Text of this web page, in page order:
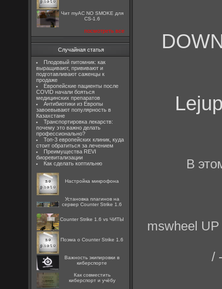
Чит myAC NO SMOKE для
CS-1.6
посмотреть все
Случайная статья
Плодовый питомник: как
выращивают, прививают и
подготавливают саженцы к
продаже
Европейские пациенты после
COVID начали бояться
медицинских препаратов
Антибиотики из Европы
завоевывают популярность в
Казахстане
Транспортировка лекарств:
почему это важно делать
профессионально?
Топ-3 европейских клиник, куда
стоит обратиться за лечением
Преимущества REVI
биоревитализации
Как сделать коптильню
Настройка микрофона
Установка плагинов на
сервер Counter Strike 1.6
Counter Strike 1.6 vs ЧИТЫ
Поэма о Counter Strike 1.6
Важность экипировки в
киберспорте
Как совместить
киберспорт и учёбу
В
mswheel
/